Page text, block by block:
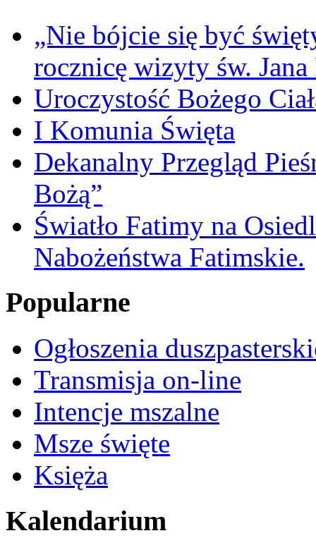
„Nie bójcie się być
rocznicę wizyty św.
Uroczystość Bożego
I Komunia Święta
Dekanalny Przegląd
Bożą”
Światło Fatimy na
Nabożeństwa Fatimskie.
Popularne
Ogłoszenia
Transmisja on-line
Intencje mszalne
Msze święte
Księża
Kalendarium